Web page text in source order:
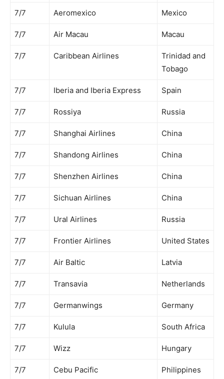
7/7 Aeromexico Mexico
7/7 Air Macau Macau
7/7 Caribbean Airlines
Trinidad and
Tobago
7/7 Iberia and Iberia Express Spain
7/7 Rossiya Russia
7/7 Shanghai Airlines China
7/7 Shandong Airlines China
7/7 Shenzhen Airlines China
7/7 Sichuan Airlines China
7/7 Ural Airlines Russia
7/7 Frontier Airlines United States
7/7 Air Baltic Latvia
7/7 Transavia Netherlands
7/7 Germanwings Germany
7/7 Kulula South Africa
7/7 Wizz Hungary
7/7 Cebu Pacific Philippines